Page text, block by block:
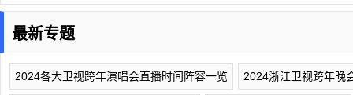
最新专题
2024各大卫视跨年演唱会直播时间阵容一览 2024浙江卫视跨年晚